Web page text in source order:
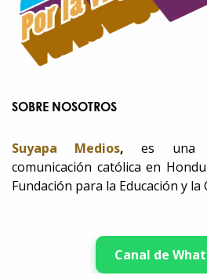
SOBRE NOSOTROS
Suyapa Medios, es una
comunicación católica en
Fundación para la Educación y la
Canal de